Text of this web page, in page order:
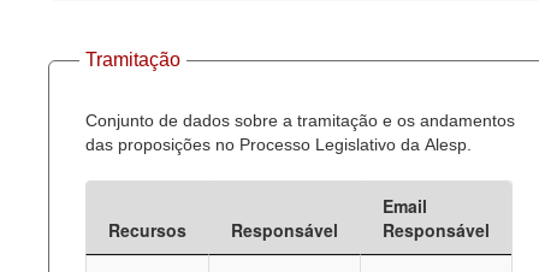
Tramitação
Conjunto de dados sobre a tramitação e os andamentos
das proposições no Processo Legislativo da Alesp.
Recursos Responsável
Email
Responsável